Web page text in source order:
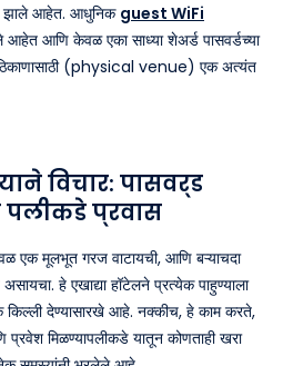
झाले आहेत. आधुनिक guest WiFi
आणि केवळ एका साध्या शेअर्ड पासवर्डच्या
ठिकाणासाठी (physical venue) एक अत्यंत
विचार: पासवर्ड
प्रवास
एक मूलभूत गरज वाटायची, आणि बऱ्याचदा
हे एखाद्या हॉटेलने प्रत्येक पाहुण्याला
किल्ली देण्यासारखे आहे. नक्कीच, हे काम करते,
मिळण्यापलीकडे यातून कोणताही खरा